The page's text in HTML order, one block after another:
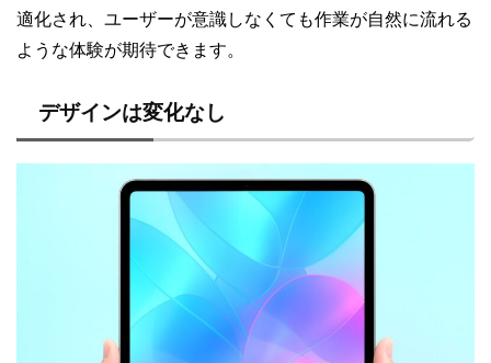
適化され、ユーザーが意識しなくても作業が自然に流れる
ような体験が期待できます。
デザインは変化なし